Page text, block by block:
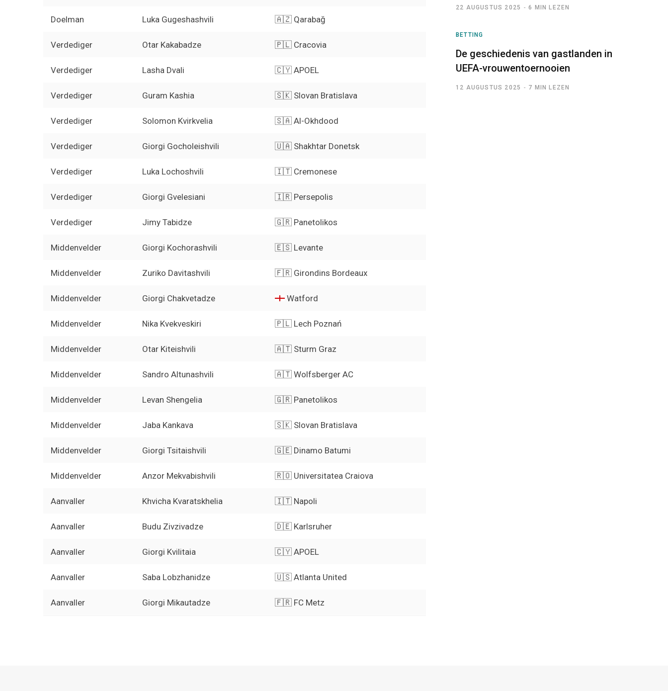
Doelman Luka Gugeshashvili 🇦🇿 Qarabağ
Verdediger Otar Kakabadze 🇵🇱 Cracovia
Verdediger Lasha Dvali 🇨🇾 APOEL
Verdediger Guram Kashia 🇸🇰 Slovan Bratislava
Verdediger Solomon Kvirkvelia 🇸🇦 Al-Okhdood
Verdediger Giorgi Gocholeishvili 🇺🇦 Shakhtar Donetsk
Verdediger Luka Lochoshvili 🇮🇹 Cremonese
Verdediger Giorgi Gvelesiani 🇮🇷 Persepolis
Verdediger Jimy Tabidze 🇬🇷 Panetolikos
Middenvelder Giorgi Kochorashvili 🇪🇸 Levante
Middenvelder Zuriko Davitashvili 🇫🇷 Girondins Bordeaux
Middenvelder Giorgi Chakvetadze Watford
Middenvelder Nika Kvekveskiri 🇵🇱 Lech Poznań
Middenvelder Otar Kiteishvili 🇦🇹 Sturm Graz
Middenvelder Sandro Altunashvili 🇦🇹 Wolfsberger AC
Middenvelder Levan Shengelia 🇬🇷 Panetolikos
Middenvelder Jaba Kankava 🇸🇰 Slovan Bratislava
Middenvelder Giorgi Tsitaishvili 🇬🇪 Dinamo Batumi
Middenvelder Anzor Mekvabishvili 🇷🇴 Universitatea Craiova
Aanvaller Khvicha Kvaratskhelia 🇮🇹 Napoli
Aanvaller Budu Zivzivadze 🇩🇪 Karlsruher
Aanvaller Giorgi Kvilitaia 🇨🇾 APOEL
Aanvaller Saba Lobzhanidze 🇺🇸 Atlanta United
Aanvaller Giorgi Mikautadze 🇫🇷 FC Metz
22 AUGUSTUS 2025 6 MIN LEZEN
BETTING
De geschiedenis van gastlanden in
UEFA-vrouwentoernooien
12 AUGUSTUS 2025 7 MIN LEZEN